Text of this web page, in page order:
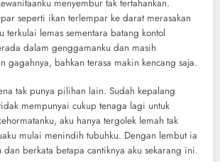
menyembur tak tertahankan.
seperti ikan terlempar ke darat merasakan
terkulai lemas sementara batang kontol
dalam genggamanku dan masih
gagahnya, bahkan terasa makin kencang saja.
tak punya pilihan lain. Sudah kepalang
mempunyai cukup tenaga lagi untuk
aku hanya tergolek lemah tak
mulai menindih tubuhku. Dengan lembut ia
dan berkata betapa cantiknya aku sekarang ini.